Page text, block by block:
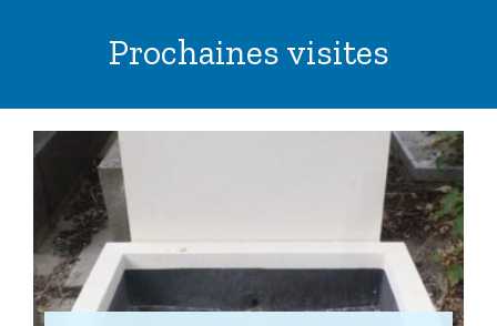
Prochaines visites